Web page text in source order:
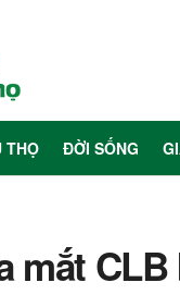
THỌ ĐỜI SỐNG
mắt